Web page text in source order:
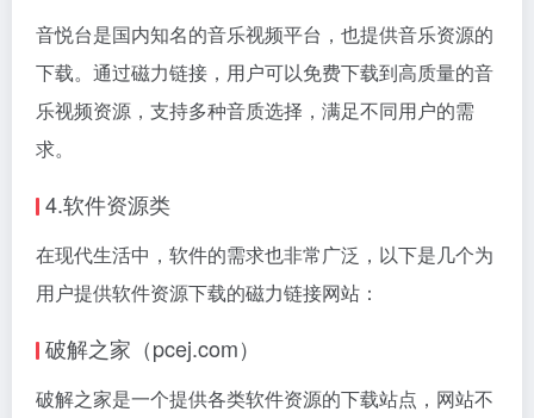
音悦台是国内知名的音乐视频平台，也提供音乐资源的
下载。通过磁力链接，用户可以免费下载到高质量的音
乐视频资源，支持多种音质选择，满足不同用户的需
求。
4.软件资源类
在现代生活中，软件的需求也非常广泛，以下是几个为
用户提供软件资源下载的磁力链接网站：
破解之家（pcej.com）
破解之家是一个提供各类软件资源的下载站点，网站不